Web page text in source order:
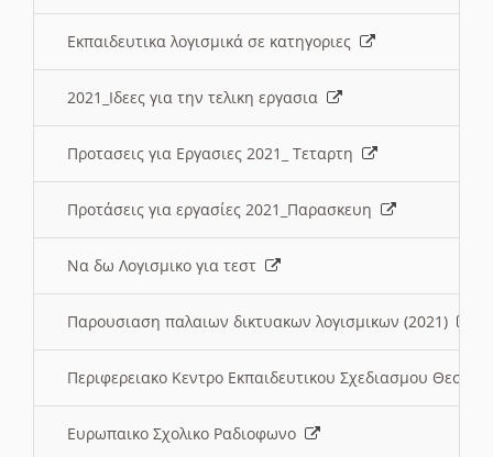
Εκπαιδευτικα λογισμικά σε κατηγοριες
2021_Ιδεες για την τελικη εργασια
Προτασεις για Εργασιες 2021_ Τεταρτη
Προτάσεις για εργασίες 2021_Παρασκευη
Να δω Λογισμικο για τεστ
Παρουσιαση παλαιων δικτυακων λογισμικων (2021)
Περιφερειακο Κεντρο Εκπαιδευτικου Σχεδιασμου
Ευρωπαικο Σχολικο Ραδιοφωνο